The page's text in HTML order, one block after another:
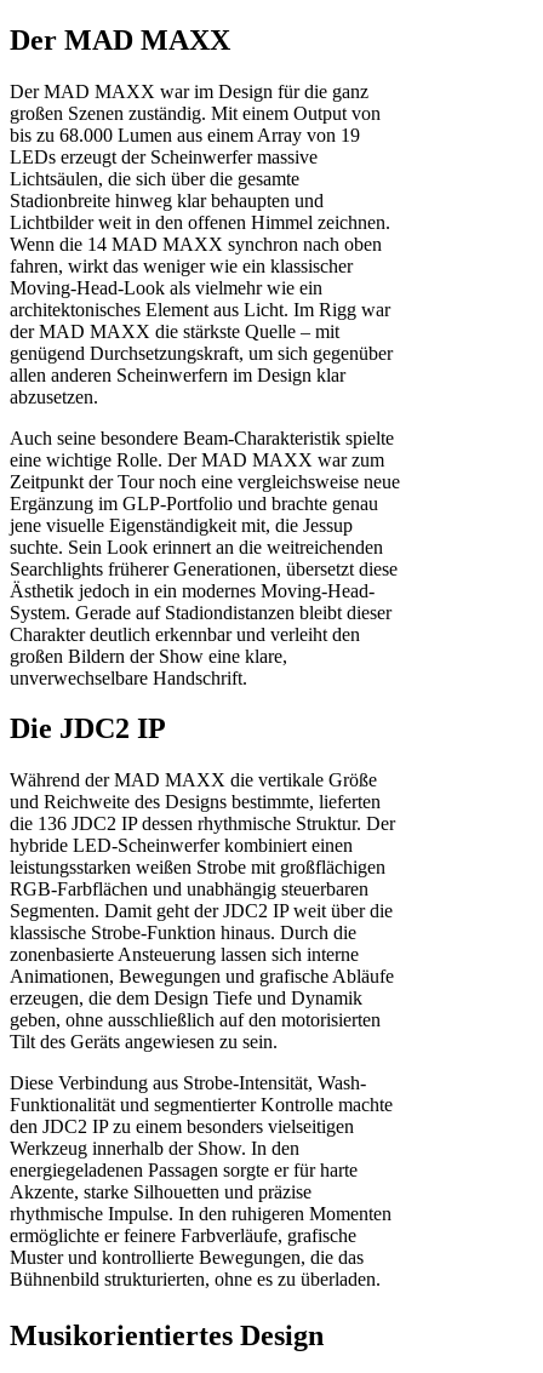
Der MAD MAXX
Der MAD MAXX war im Design für die ganz
großen Szenen zuständig. Mit einem Output von
bis zu 68.000 Lumen aus einem Array von 19
LEDs erzeugt der Scheinwerfer massive
Lichtsäulen, die sich über die gesamte
Stadionbreite hinweg klar behaupten und
Lichtbilder weit in den offenen Himmel zeichnen.
Wenn die 14 MAD MAXX synchron nach oben
fahren, wirkt das weniger wie ein klassischer
Moving-Head-Look als vielmehr wie ein
architektonisches Element aus Licht. Im Rigg war
der MAD MAXX die stärkste Quelle – mit
genügend Durchsetzungskraft, um sich gegenüber
allen anderen Scheinwerfern im Design klar
abzusetzen.
Auch seine besondere Beam-Charakteristik spielte
eine wichtige Rolle. Der MAD MAXX war zum
Zeitpunkt der Tour noch eine vergleichsweise neue
Ergänzung im GLP-Portfolio und brachte genau
jene visuelle Eigenständigkeit mit, die Jessup
suchte. Sein Look erinnert an die weitreichenden
Searchlights früherer Generationen, übersetzt diese
Ästhetik jedoch in ein modernes Moving-Head-
System. Gerade auf Stadiondistanzen bleibt dieser
Charakter deutlich erkennbar und verleiht den
großen Bildern der Show eine klare,
unverwechselbare Handschrift.
Die JDC2 IP
Während der MAD MAXX die vertikale Größe
und Reichweite des Designs bestimmte, lieferten
die 136 JDC2 IP dessen rhythmische Struktur. Der
hybride LED-Scheinwerfer kombiniert einen
leistungsstarken weißen Strobe mit großflächigen
RGB-Farbflächen und unabhängig steuerbaren
Segmenten. Damit geht der JDC2 IP weit über die
klassische Strobe-Funktion hinaus. Durch die
zonenbasierte Ansteuerung lassen sich interne
Animationen, Bewegungen und grafische Abläufe
erzeugen, die dem Design Tiefe und Dynamik
geben, ohne ausschließlich auf den motorisierten
Tilt des Geräts angewiesen zu sein.
Diese Verbindung aus Strobe-Intensität, Wash-
Funktionalität und segmentierter Kontrolle machte
den JDC2 IP zu einem besonders vielseitigen
Werkzeug innerhalb der Show. In den
energiegeladenen Passagen sorgte er für harte
Akzente, starke Silhouetten und präzise
rhythmische Impulse. In den ruhigeren Momenten
ermöglichte er feinere Farbverläufe, grafische
Muster und kontrollierte Bewegungen, die das
Bühnenbild strukturierten, ohne es zu überladen.
Musikorientiertes Design